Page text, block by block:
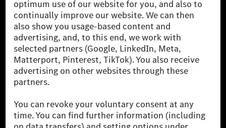
The Mercedes-Benz Group AG (former Daimler AG) is
one of the world's most successful automotive
companies. With Mercedes-Benz AG, we are one of
the leading global suppliers of premium and luxury
cars and vans. Mercedes-Benz Mobility AG offers
financing, leasing, car subscription and car rental,
fleet management, digital services for charging and
payment, insurance brokerage, as well as innovative
mobility services.
Learn more